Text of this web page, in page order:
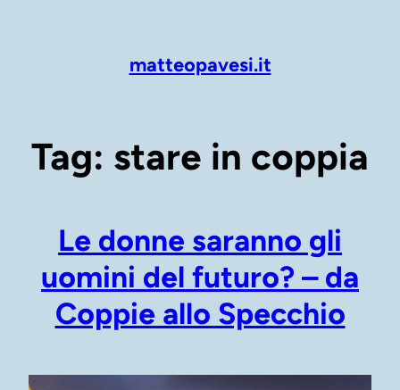
matteopavesi.it
Tag: stare in coppia
Le donne saranno gli
uomini del futuro? – da
Coppie allo Specchio